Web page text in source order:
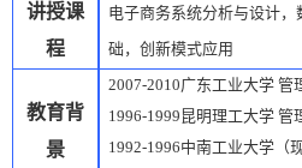
讲授课
程
电子商务系统分析与设计
础 ， 创新模式应用
教育背
景
2007-2010广东工业大学 管
1996-1999 昆明理工大学 管
1992-1996中南工业大学（